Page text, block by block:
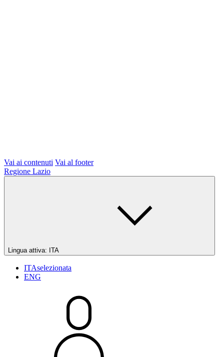
Vai ai contenuti Vai al footer
Regione Lazio
Lingua attiva: ITA
ITAselezionata
ENG